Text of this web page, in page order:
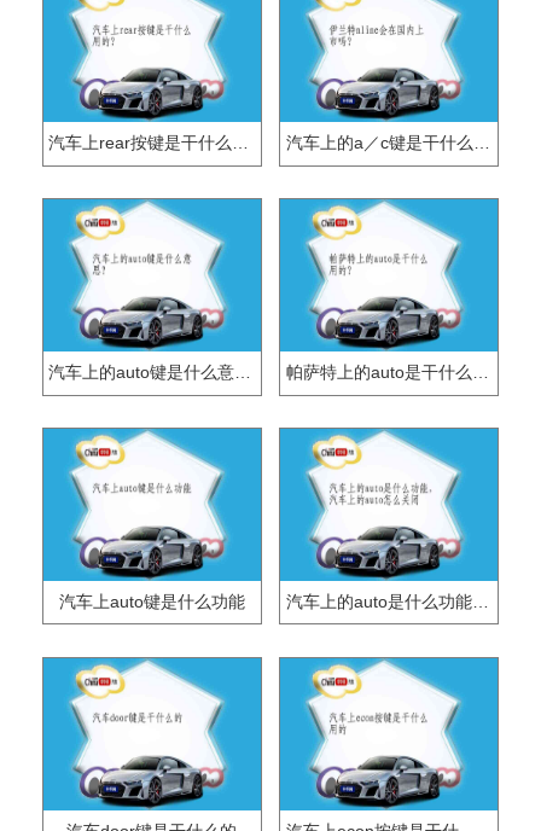
汽车上auto键是什么功能 汽车上的auto是什么功能，汽车上的auto怎么关闭